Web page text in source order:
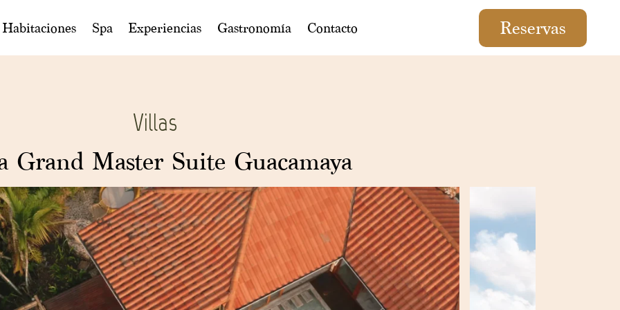
Habitaciones Spa Experiencias Gastronomía Contacto Reservas
Villas
Grand Master Suite Guacamaya